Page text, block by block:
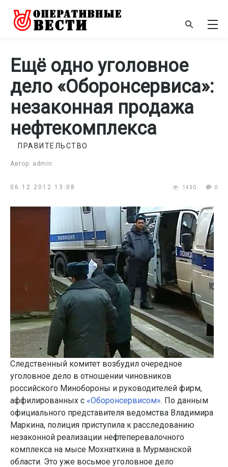
Ещё одно уголовное
дело «Оборонсервиса»:
незаконная продажа
нефтекомплекса
Автор: admin
ПРАВИТЕЛЬСТВО
06.12.2012 13:08 1430 0
Следственный комитет возбудил очередное
уголовное дело в отношении чиновников
российского Минобороны и руководителей фирм,
аффилированных с «Оборонсервисом». По данным
официального представителя ведомства Владимира
Маркина, полиция приступила к расследованию
незаконной реализации нефтеперевалочного
комплекса на мысе Мохнаткина в Мурманской
области. Это уже восьмое уголовное дело